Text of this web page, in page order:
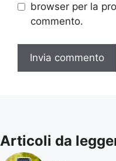
browser per la
commento.
Articoli da